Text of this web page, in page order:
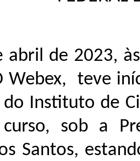
abril de 2023,
Webex, teve
Instituto de
sob a
Santos,